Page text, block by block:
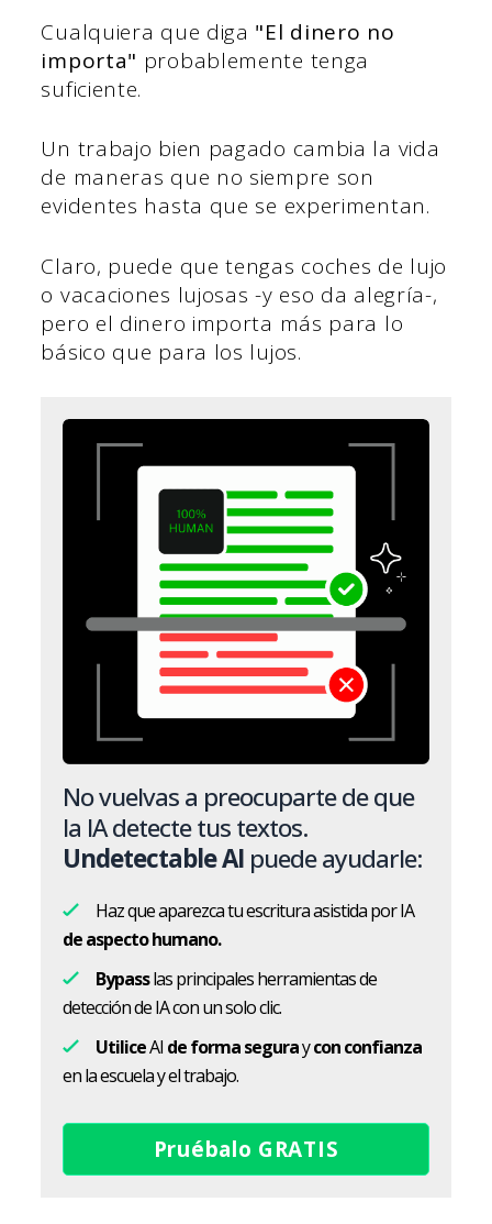
Cualquiera que diga "El dinero no
importa" probablemente tenga
suficiente.
Un trabajo bien pagado cambia la vida
de maneras que no siempre son
evidentes hasta que se experimentan.
Claro, puede que tengas coches de lujo
o vacaciones lujosas -y eso da alegría-,
pero el dinero importa más para lo
básico que para los lujos.
No vuelvas a preocuparte de que
la IA detecte tus textos.
Undetectable AI puede ayudarle:
Haz que aparezca tu escritura asistida por IA
de aspecto humano.
Bypasslas principales herramientas de
detección de IA con un solo clic.
UtiliceAI de forma seguraycon confianza
en la escuela y el trabajo.
Pruébalo GRATIS